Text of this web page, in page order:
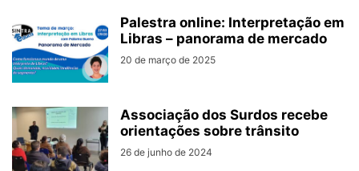
Palestra online: Interpretação em
Libras – panorama de mercado
20 de março de 2025
Associação dos Surdos recebe
orientações sobre trânsito
26 de junho de 2024